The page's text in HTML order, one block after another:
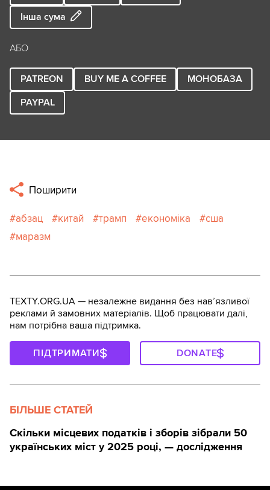
Інша сума
АБО
PATREON BUY ME A COFFEE
МОНОБАЗА
PAYPAL
Поширити
абзац китай трамп економіка
сша
маразм
TEXTY.ORG.UA — незалежне видання без навʼязливої
реклами й замовних матеріалів. Щоб працювати далі,
нам потрібна ваша підтримка.
ПІДТРИМАТИ DONATE
БІЛЬШЕ СТАТЕЙ
Скільки місцевих податків і зборів зібрали 50
українських міст у 2025 році, — дослідження